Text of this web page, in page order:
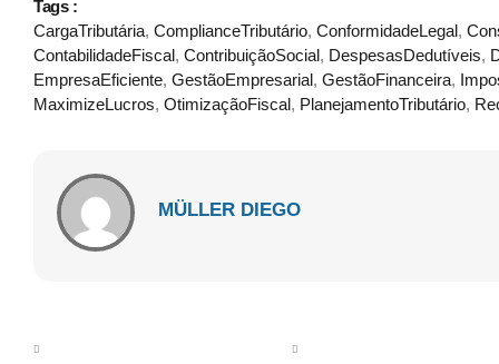
Tags :
CargaTributária, ComplianceTributário, ConformidadeLegal,
ContabilidadeFiscal, ContribuiçãoSocial, DespesasDedutíveis,
EmpresaEficiente, GestãoEmpresarial, GestãoFinanceira,
MaximizeLucros, OtimizaçãoFiscal, PlanejamentoTributário,
MÜLLER DIEGO